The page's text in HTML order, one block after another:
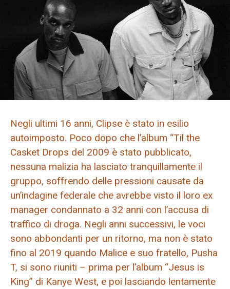
Negli ultimi 16 anni, Clipse è stato in esilio
autoimposto. Poco dopo che l’album “Til the
Casket Drops del 2009 è stato pubblicato,
nessuna malizia ha lasciato tranquillamente il
gruppo, soffrendo delle pressioni causate da
un’indagine federale che avrebbe visto il loro ex
manager condannato a 32 anni con l’accusa di
traffico di droga. Negli anni successivi, le voci
sono abbondanti per un ritorno, ma non è stato
fino al 2019 quando Malice e suo fratello, Pusha
T, si sono riuniti – prima per l’album “Jesus is
King” di Kanye West, e poi lasciando lentamente